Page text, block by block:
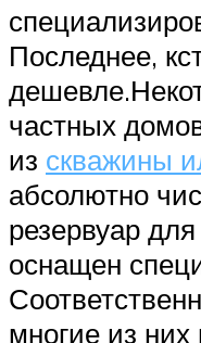
Последнее,
частных
из скважины
абсолютно
резервуар
оснащен
многие из